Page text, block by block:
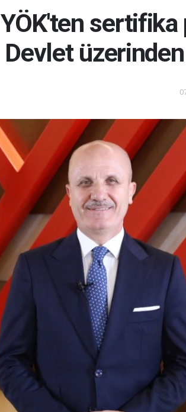
YÖK'ten sertifika
Devlet